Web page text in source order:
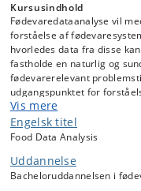
Kursusindhold
Fødevaredataanalyse vil
forståelse af
hvorledes data fra disse
fastholde en naturlig og
fødevarerelevant
udgangspunktet for
Således vil kurset berøre
kvalitetskontrol, analytisk
Undervisningen veksler
case baseret gruppearbejde.
Kurset vil indeholde
Vis mere
Engelsk titel
Food Data Analysis
Uddannelse
Bacheloruddannelsen i